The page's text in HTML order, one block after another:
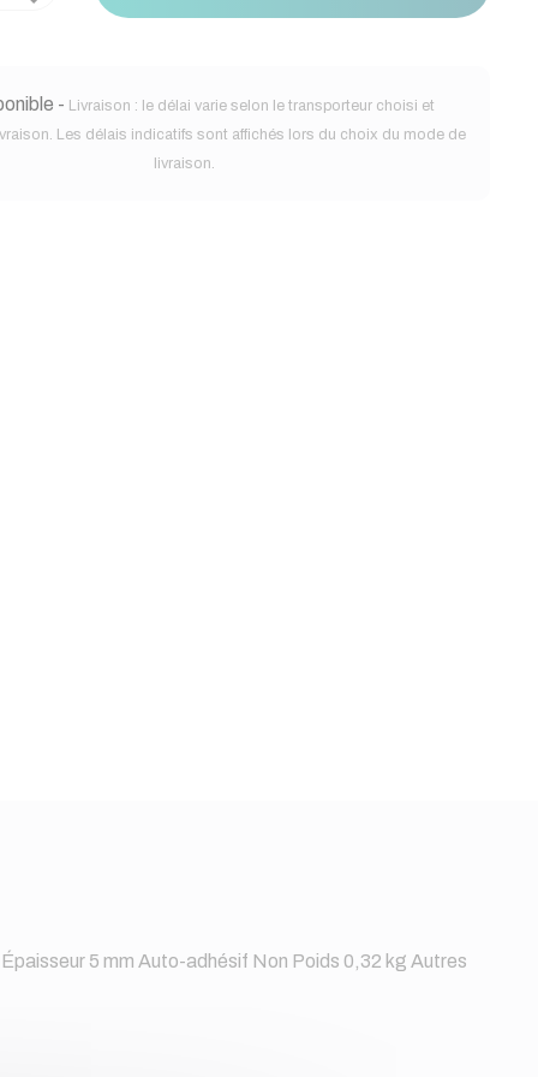
- Livraison : le délai varie selon le transporteur choisi et
Les délais indicatifs sont affichés lors du choix du mode de
livraison.
5 mm Auto-adhésif Non Poids 0,32 kg Autres